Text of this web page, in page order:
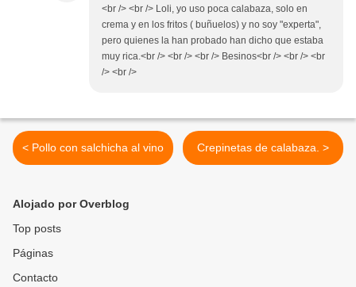
<br /> <br /> Loli, yo uso poca calabaza, solo en
crema y en los fritos ( buñuelos) y no soy "experta",
pero quienes la han probado han dicho que estaba
muy rica.<br /> <br /> <br /> Besinos<br /> <br /> <br
/> <br />
< Pollo con salchicha al vino Crepinetas de calabaza. >
Alojado por Overblog
Top posts
Páginas
Contacto